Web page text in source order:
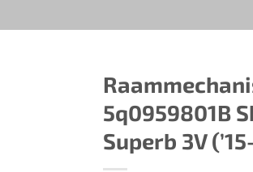
5q0959801B​
Superb 3V